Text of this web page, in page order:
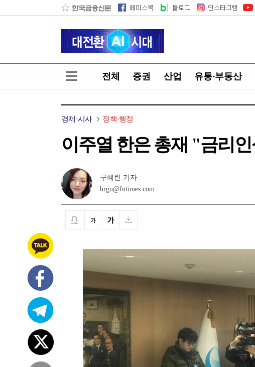
전체 증권 산업 유통·부동산
경제·시사 정책·행정
이주열 한은 총재 "금리
구혜린 기자
hrgu@fntimes.com